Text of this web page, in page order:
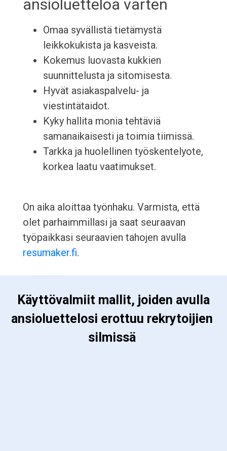
ansioluetteloa varten
Omaa syvällistä tietämystä
leikkokukista ja kasveista.
Kokemus luovasta kukkien
suunnittelusta ja sitomisesta.
Hyvät asiakaspalvelu- ja
viestintätaidot.
Kyky hallita monia tehtäviä
samanaikaisesti ja toimia tiimissä.
Tarkka ja huolellinen työskentelyote,
korkea laatu vaatimukset.
On aika aloittaa työnhaku. Varmista, että
olet parhaimmillasi ja saat seuraavan
työpaikkasi seuraavien tahojen avulla
resumaker.fi.
ansioluettelosi erottuu rekrytoijien
silmissä